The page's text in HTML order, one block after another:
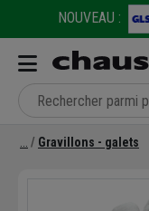
NOUVEAU :
Gravillons - galets